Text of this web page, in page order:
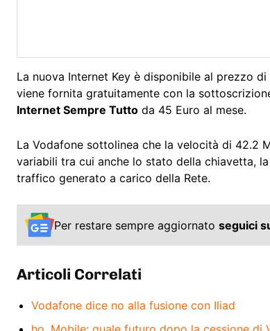
La nuova Internet Key è disponibile al prezzo
viene fornita gratuitamente con la
Internet Sempre Tutto da 45 Euro al mese.
La Vodafone sottolinea che la velocità di 42.2
variabili tra cui anche lo stato della chiavetta,
traffico generato a carico della Rete.
Per restare sempre aggiornato seguici
Articoli Correlati
Vodafone dice no alla fusione con Iliad